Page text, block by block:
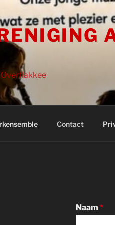
Overflakkee
Contact
Naam *